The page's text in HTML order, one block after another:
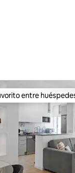
mejores en Favorito
entre